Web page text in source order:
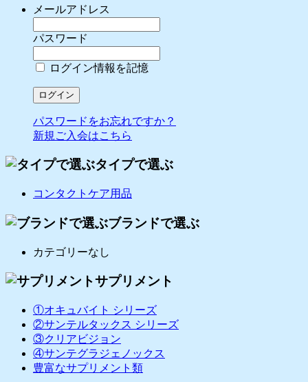
メールアドレス
パスワード
ログイン情報を記憶
パスワードをお忘れですか？
新規ご入会はこちら
タイプで選ぶ
コンタクトケア用品
ブランドで選ぶ
カテゴリーなし
サプリメント
①オキュバイト シリーズ
②サンテルタックス シリーズ
③クリアビジョン
④サンテグラジェノックス
豊富なサプリメント類